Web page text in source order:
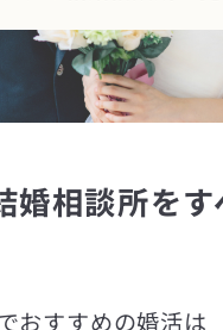
婚相談所をす
おすすめの婚活は